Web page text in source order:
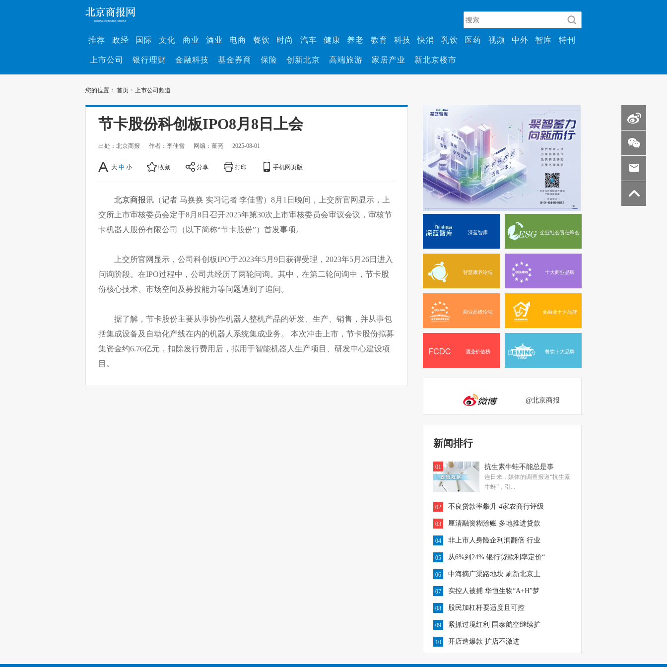
推荐 政经 国际 文化 商业 酒业 电商 餐饮 时尚 汽车 健康 养老 教育 科技 快消 乳饮 医药 视频 中外 智库 特刊
上市公司 银行理财 金融科技 基金券商 保险 创新北京 高端旅游 家居产业 新北京楼市
您的位置： 首页 > 上市公司频道
节卡股份科创板IPO8月8日上会
出处：北京商报 作者：李佳雪 网编：董亮 2025-08-01
大 中 小 收藏 分享 打印 手机网页版
北京商报讯（记者 马换换 实习记者 李佳雪）8月1日晚间，上交所官网显示，上
交所上市审核委员会定于8月8日召开2025年第30次上市审核委员会审议会议，审核节
卡机器人股份有限公司（以下简称“节卡股份”）首发事项。
上交所官网显示，公司科创板IPO于2023年5月9日获得受理，2023年5月26日进入
问询阶段。在IPO过程中，公司共经历了两轮问询。其中，在第二轮问询中，节卡股
份核心技术、市场空间及募投能力等问题遭到了追问。
据了解，节卡股份主要从事协作机器人整机产品的研发、生产、销售，并从事包
括集成设备及自动化产线在内的机器人系统集成业务。 本次冲击上市，节卡股份拟募
集资金约6.76亿元，扣除发行费用后，拟用于智能机器人生产项目、研发中心建设项
目。
深蓝智库 企业社会责任峰会
智慧康养论坛 十大商业品牌
商业高峰论坛 金融业十大品牌
酒业价值榜 餐饮十大品牌
@北京商报
新闻排行
01 抗生素牛蛙不能总是事
连日来，媒体的调查报道“抗生素
牛蛙”，引...
02 不良贷款率攀升 4家农商行评级
03 厘清融资糊涂账 多地推进贷款
04 非上市人身险企利润翻倍 行业
05 从6%到24% 银行贷款利率定价“
06 中海摘广渠路地块 刷新北京土
07 实控人被捕 华恒生物“A+H”梦
08 股民加杠杆要适度且可控
09 紧抓过境红利 国泰航空继续扩
10 开店造爆款 扩店不激进